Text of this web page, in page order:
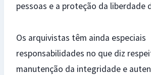
pessoas e a proteção da liberdade
Os arquivistas têm ainda especiais
responsabilidades no que diz
manutenção da integridade e